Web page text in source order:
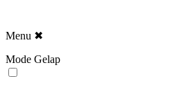
Menu ✖
Mode Gelap